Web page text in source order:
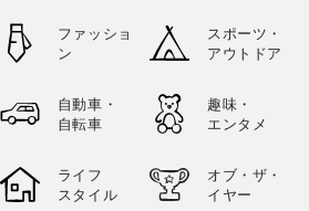
ファッショ
ン
スポーツ・
アウトドア
自動車・
自転車
趣味・
エンタメ
ライフ
スタイル
オブ・ザ・
イヤー